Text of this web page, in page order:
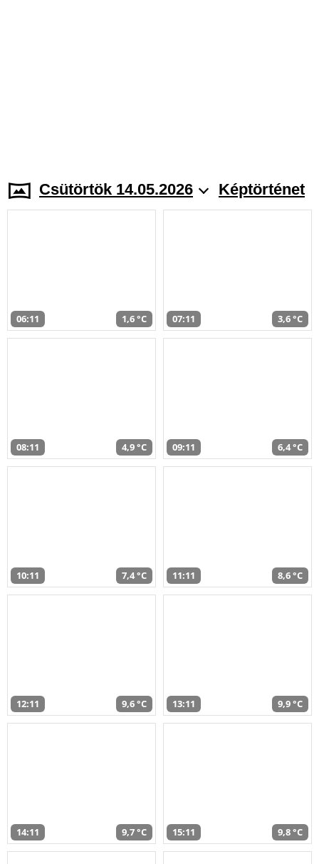
Csütörtök 14.05.2026 Képtörténet
06:11 1,6 °C 07:11 3,6 °C
08:11 4,9 °C 09:11 6,4 °C
10:11 7,4 °C 11:11 8,6 °C
12:11 9,6 °C 13:11 9,9 °C
14:11 9,7 °C 15:11 9,8 °C